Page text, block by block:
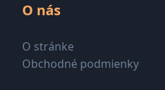
O nás
O stránke
Obchodné podmienky